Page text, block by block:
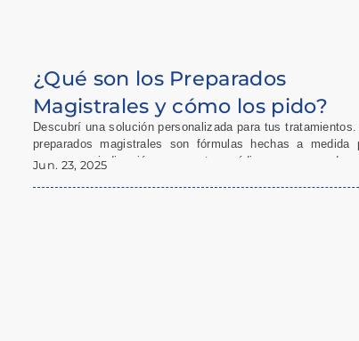
¿Qué son los Preparados
Magistrales y cómo los pido?
Descubrí una solución personalizada para tus tratamientos.
preparados magistrales son fórmulas hechas a medida
vos, con indicación y receta médica, preparados
Jun. 23, 2025